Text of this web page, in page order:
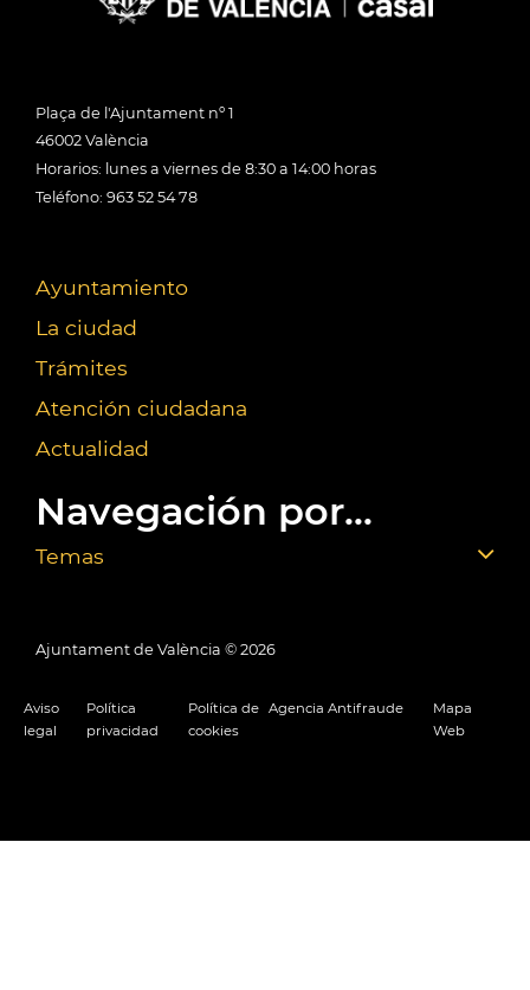
Plaça de l'Ajuntament nº 1
46002 València
Horarios: lunes a viernes de 8:30 a 14:00 horas
Teléfono: 963 52 54 78
Ayuntamiento
La ciudad
Trámites
Atención ciudadana
Actualidad
Navegación por...
Temas
Ajuntament de València © 2026
Aviso
legal
Política
privacidad
Política de
cookies
Agencia Antifraude
Mapa
Web